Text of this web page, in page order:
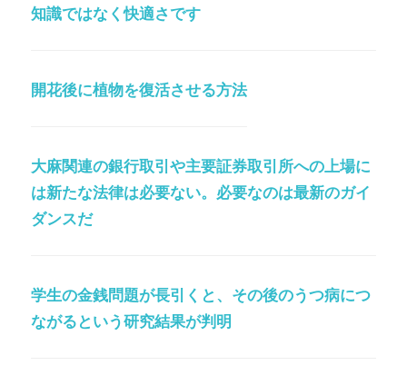
知識ではなく快適さです
開花後に植物を復活させる方法
大麻関連の銀行取引や主要証券取引所への上場に
は新たな法律は必要ない。必要なのは最新のガイ
ダンスだ
学生の金銭問題が長引くと、その後のうつ病につ
ながるという研究結果が判明